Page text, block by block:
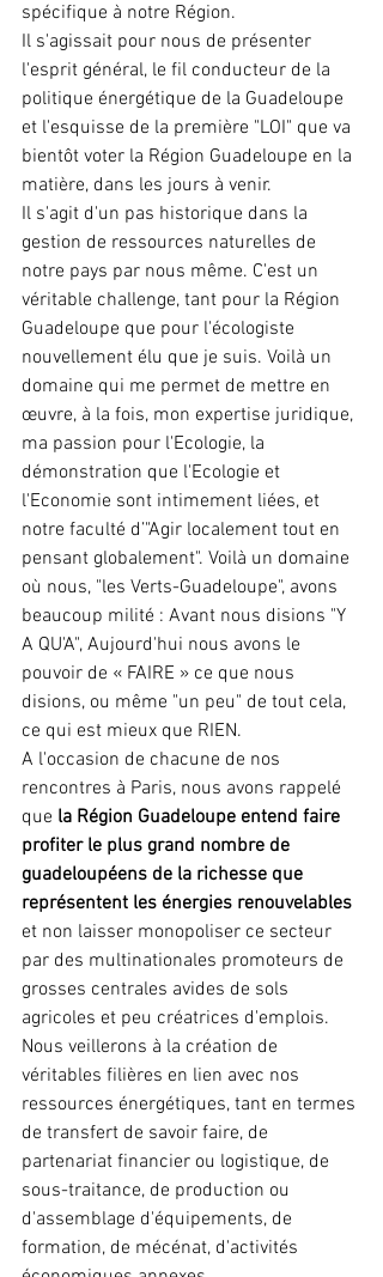
spécifique à notre Région.
Il s'agissait pour nous de présenter
l'esprit général, le fil conducteur de la
politique énergétique de la Guadeloupe
et l'esquisse de la première "LOI" que va
bientôt voter la Région Guadeloupe en la
matière, dans les jours à venir.
Il s'agit d'un pas historique dans la
gestion de ressources naturelles de
notre pays par nous même. C'est un
véritable challenge, tant pour la Région
Guadeloupe que pour l'écologiste
nouvellement élu que je suis. Voilà un
domaine qui me permet de mettre en
œuvre, à la fois, mon expertise juridique,
ma passion pour l'Ecologie, la
démonstration que l'Ecologie et
l'Economie sont intimement liées, et
notre faculté d’"Agir localement tout en
pensant globalement". Voilà un domaine
où nous, "les Verts-Guadeloupe", avons
beaucoup milité : Avant nous disions "Y
A QU'A", Aujourd'hui nous avons le
pouvoir de « FAIRE » ce que nous
disions, ou même "un peu" de tout cela,
ce qui est mieux que RIEN.
A l'occasion de chacune de nos
rencontres à Paris, nous avons rappelé
que la Région Guadeloupe entend faire
profiter le plus grand nombre de
guadeloupéens de la richesse que
représentent les énergies renouvelables
et non laisser monopoliser ce secteur
par des multinationales promoteurs de
grosses centrales avides de sols
agricoles et peu créatrices d'emplois.
Nous veillerons à la création de
véritables filières en lien avec nos
ressources énergétiques, tant en termes
de transfert de savoir faire, de
partenariat financier ou logistique, de
sous-traitance, de production ou
d'assemblage d'équipements, de
formation, de mécénat, d'activités